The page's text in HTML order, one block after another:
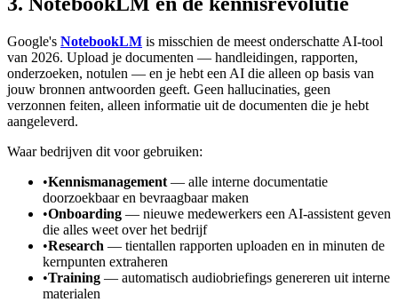
Google's NotebookLM is misschien de meest onderschatte AI-tool
van 2026. Upload je documenten — handleidingen, rapporten,
onderzoeken, notulen — en je hebt een AI die alleen op basis van
jouw bronnen antwoorden geeft. Geen hallucinaties, geen
verzonnen feiten, alleen informatie uit de documenten die je hebt
aangeleverd.
Waar bedrijven dit voor gebruiken:
•Kennismanagement — alle interne documentatie
doorzoekbaar en bevraagbaar maken
•Onboarding — nieuwe medewerkers een AI-assistent geven
die alles weet over het bedrijf
•Research — tientallen rapporten uploaden en in minuten de
kernpunten extraheren
•Training — automatisch audiobriefings genereren uit interne
materialen